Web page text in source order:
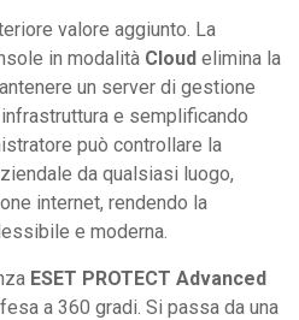
valore aggiunto. La
in modalità Cloud elimina la
un server di gestione
e semplificando
può controllare la
da qualsiasi luogo,
internet, rendendo la
e moderna.
ESET PROTECT Advanced
a 360 gradi. Si passa da una